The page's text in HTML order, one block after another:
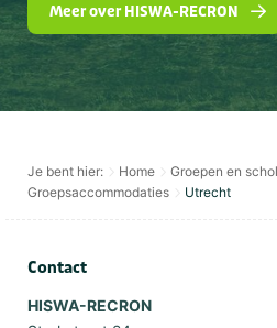
Meer over HISWA-RECRON
Je bent hier: Home
Groepen en
Groepsaccommodaties
Utrecht
Contact
HISWA-RECRON